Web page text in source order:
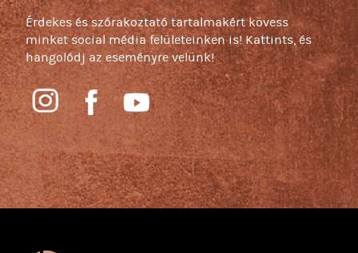
Érdekes és szórakoztató tartalmakért kövess
minket social média felületeinken is! Kattints, és
hangolódj az eseményre velünk!